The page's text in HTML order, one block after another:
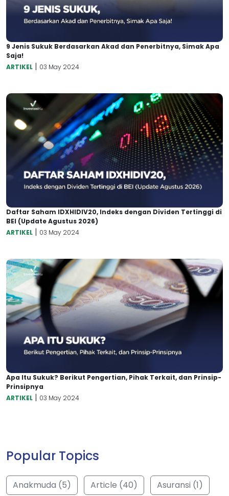
9 Jenis Sukuk Berdasarkan Akad dan Penerbitnya, Simak Apa
Saja!
ARTIKEL | 03 May 2024
Daftar Saham IDXHIDIV20, Indeks dengan Dividen Tertinggi di
BEI (Update Agustus 2026)
ARTIKEL | 03 May 2024
Apa Itu Sukuk? Berikut Pengertian, Pihak Terkait, dan Prinsip-
Prinsipnya
ARTIKEL | 03 May 2024
Popular Topics
Anakmuda (5) Article (40)
Asuransi (1)